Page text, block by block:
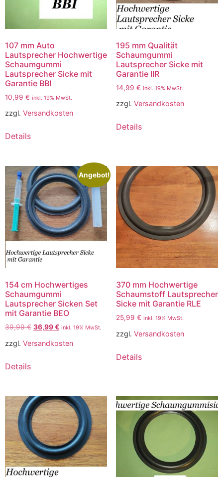
107 mm Auto
Lautsprecher Hochwertige
Schaumgummi
Lautsprecher Sicke mit
Garantie BBI
10,99 € inkl. 19% MwSt.
zzgl. Versandkosten
Details
195 mm Qualität
Schaumgummi
Lautsprecher Sicke mit
Garantie IIR
14,99 € inkl. 19% MwSt.
zzgl. Versandkosten
Details
Angebot!
154 cm Hochwertiges
Schaumgummi
Lautsprecher Sicken Set
mit Garantie BEO
39,99€ 36,99€ inkl. 19% MwSt.
zzgl. Versandkosten
Details
370 mm Hochwertige
Schaumstoff Lautsprecher
Sicke mit Garantie RLE
25,99 € inkl. 19% MwSt.
zzgl. Versandkosten
Details